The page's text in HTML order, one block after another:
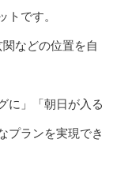
トです。
などの位置を自
に」「朝日が入る
プランを実現でき